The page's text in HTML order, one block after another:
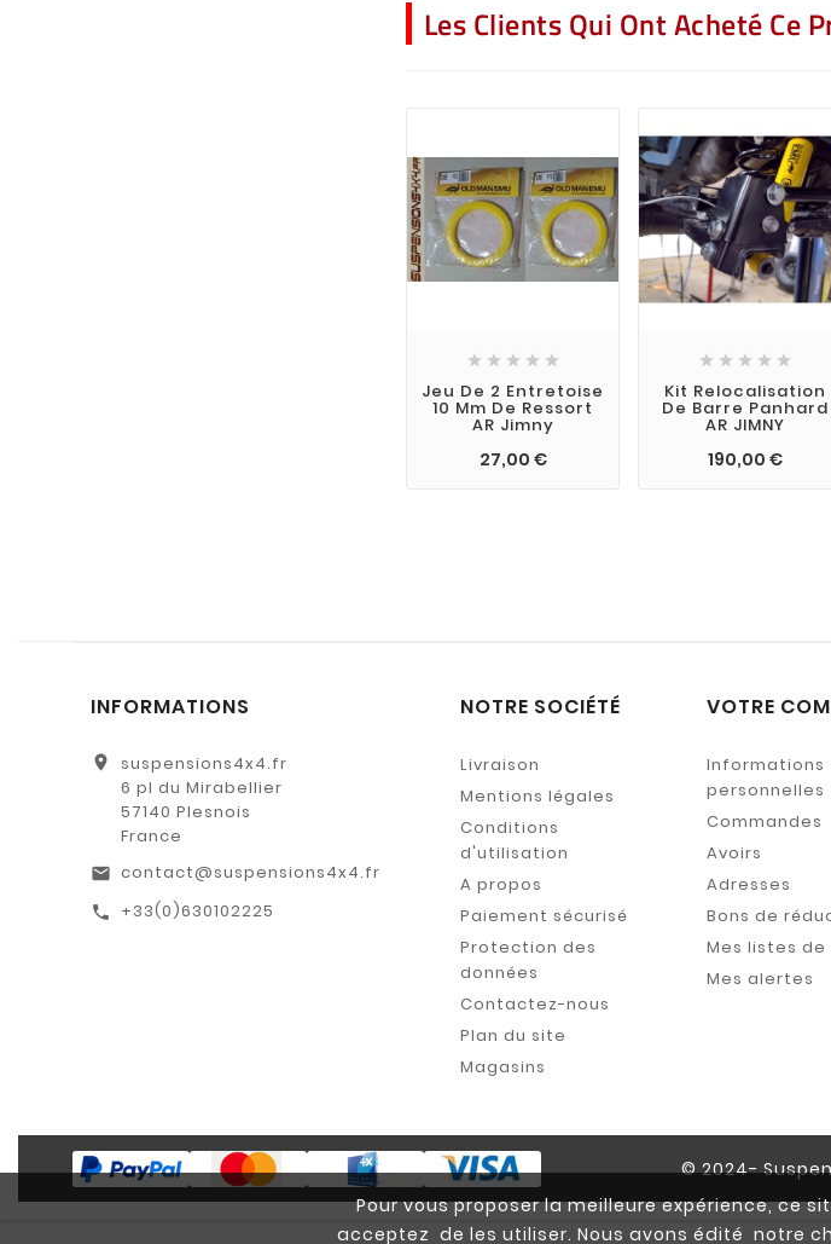
Pour vous proposer la meilleure expérience, ce
acceptez de les utiliser. Nous avons édité notre
Les Clients Qui Ont Acheté Ce
    
Jeu De 2 Entretoise
10 Mm De Ressort
AR Jimny
27,00 €
    
Kit Relocalisation
De Barre Panhard
AR JIMNY
190,00 €
INFORMATIONS
location_on
suspensions4x4.fr
6 pl du Mirabellier
57140 Plesnois
France
email contact@suspensions4x4.fr
call +33(0)630102225
NOTRE SOCIÉTÉ
Livraison
Mentions légales
Conditions
d'utilisation
A propos
Paiement sécurisé
Protection des
données
Contactez-nous
Plan du site
Magasins
VOTRE
Informations
personnelles
Commandes
Avoirs
Adresses
Bons de
Mes listes de
Mes alertes
© 2024-